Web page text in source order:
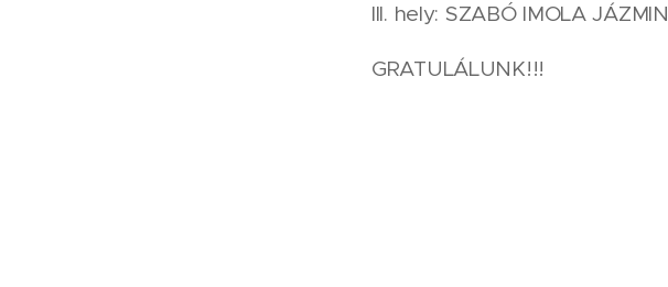
III. hely: SZABÓ IMOLA JÁZMIN
GRATULÁLUNK!!!